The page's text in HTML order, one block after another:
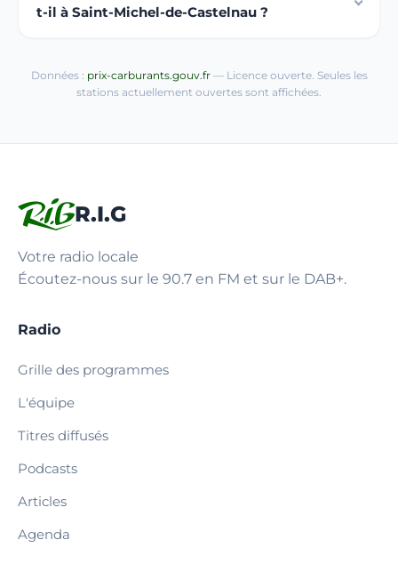
t-il à Saint-Michel-de-Castelnau ?
Données : prix-carburants.gouv.fr— Licence ouverte. Seules les
stations actuellement ouvertes sont affichées.
R.I.G
Votre radio locale
Écoutez-nous sur le 90.7 en FM et sur le DAB+.
Radio
Grille des programmes
L'équipe
Titres diffusés
Podcasts
Articles
Agenda